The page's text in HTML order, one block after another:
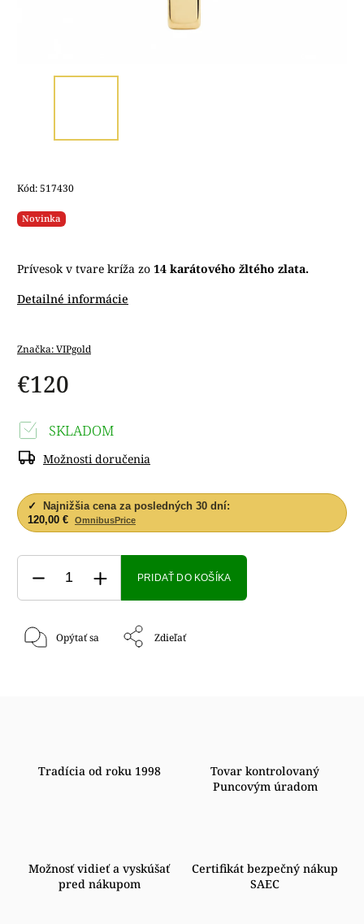
Kód:517430
Prívesok v tvare kríža zo 14 karátového žltého zlata.
Detailné informácie
Novinka
Značka:VIPgold
€120
SKLADOM
Možnosti doručenia
✓
Najnižšia cena za posledných 30 dní:
120,00 €
OmnibusPrice
PRIDAŤ DO KOŠÍKA
Opýtať sa Zdieľať
Tradícia od roku 1998
Tovar kontrolovaný
Puncovým úradom
Možnosť vidieť a vyskúšať
pred nákupom
Certifikát bezpečný nákup
SAEC